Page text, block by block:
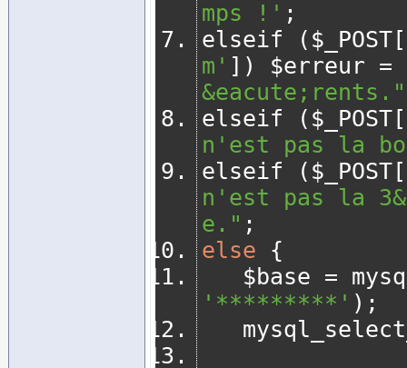
mps !' ;
elseif
( $_POST [
m' ]) $erreur =
&eacute;rents."
elseif
( $_POST [
n'est pas la
elseif
( $_POST [
n'est pas la
e." ;
else
{
   $base
=
'*********' );